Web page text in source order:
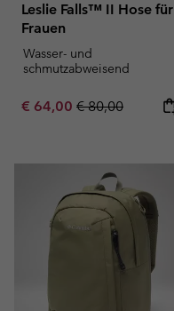
Leslie Falls™ II Hose für
Frauen
Wasser- und
schmutzabweisend
Sale price:
€ 64,00 Regular price:
€ 80,00